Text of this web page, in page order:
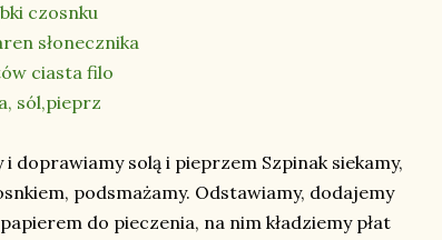
czosnku
słonecznika
ciasta filo
sól,pieprz
doprawiamy solą i pieprzem Szpinak siekamy,
podsmażamy. Odstawiamy, dodajemy
do pieczenia, na nim kładziemy płat